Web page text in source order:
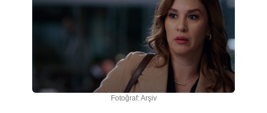
Fotoğraf: Arşiv